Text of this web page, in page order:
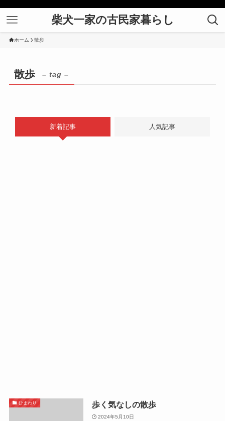
柴犬一家の古民家暮らし
ホーム 散歩
散歩 – tag –
新着記事 人気記事
ひまわり 歩く気なしの散歩
2024年5月10日